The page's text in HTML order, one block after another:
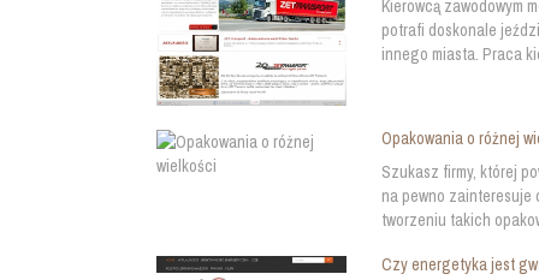
Kierowcą zawodowym
potrafi doskonale
innego miasta. Praca
Opakowania o różnej
Szukasz firmy, której
na pewno zainteresuje
tworzeniu takich
Czy energetyka jest